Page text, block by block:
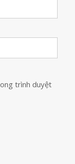
trình duyệt